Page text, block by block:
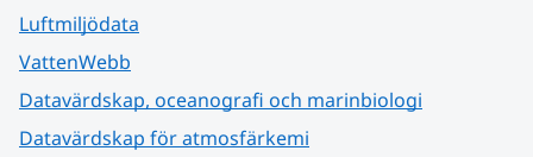
Luftmiljödata
VattenWebb
Datavärdskap, oceanografi och marinbiologi
Datavärdskap för atmosfärkemi